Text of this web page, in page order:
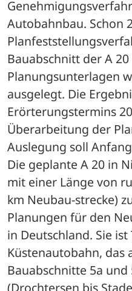
Autobahnbau. Schon
Bauabschnitt der A
Planungsunterlagen
ausgelegt. Die
Erörterungstermins
Überarbeitung der
Auslegung soll
Die geplante A 20 in
mit einer Länge von
km Neubau-strecke)
Planungen für den
in Deutschland. Sie
Küstenautobahn, das
Bauabschnitte 5a und
(Drochtersen bis